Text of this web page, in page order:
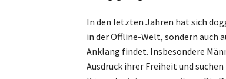
In den letzten Jahren hat sich
in der Offline-Welt, sondern
Anklang findet. Insbesondere
Ausdruck ihrer Freiheit und